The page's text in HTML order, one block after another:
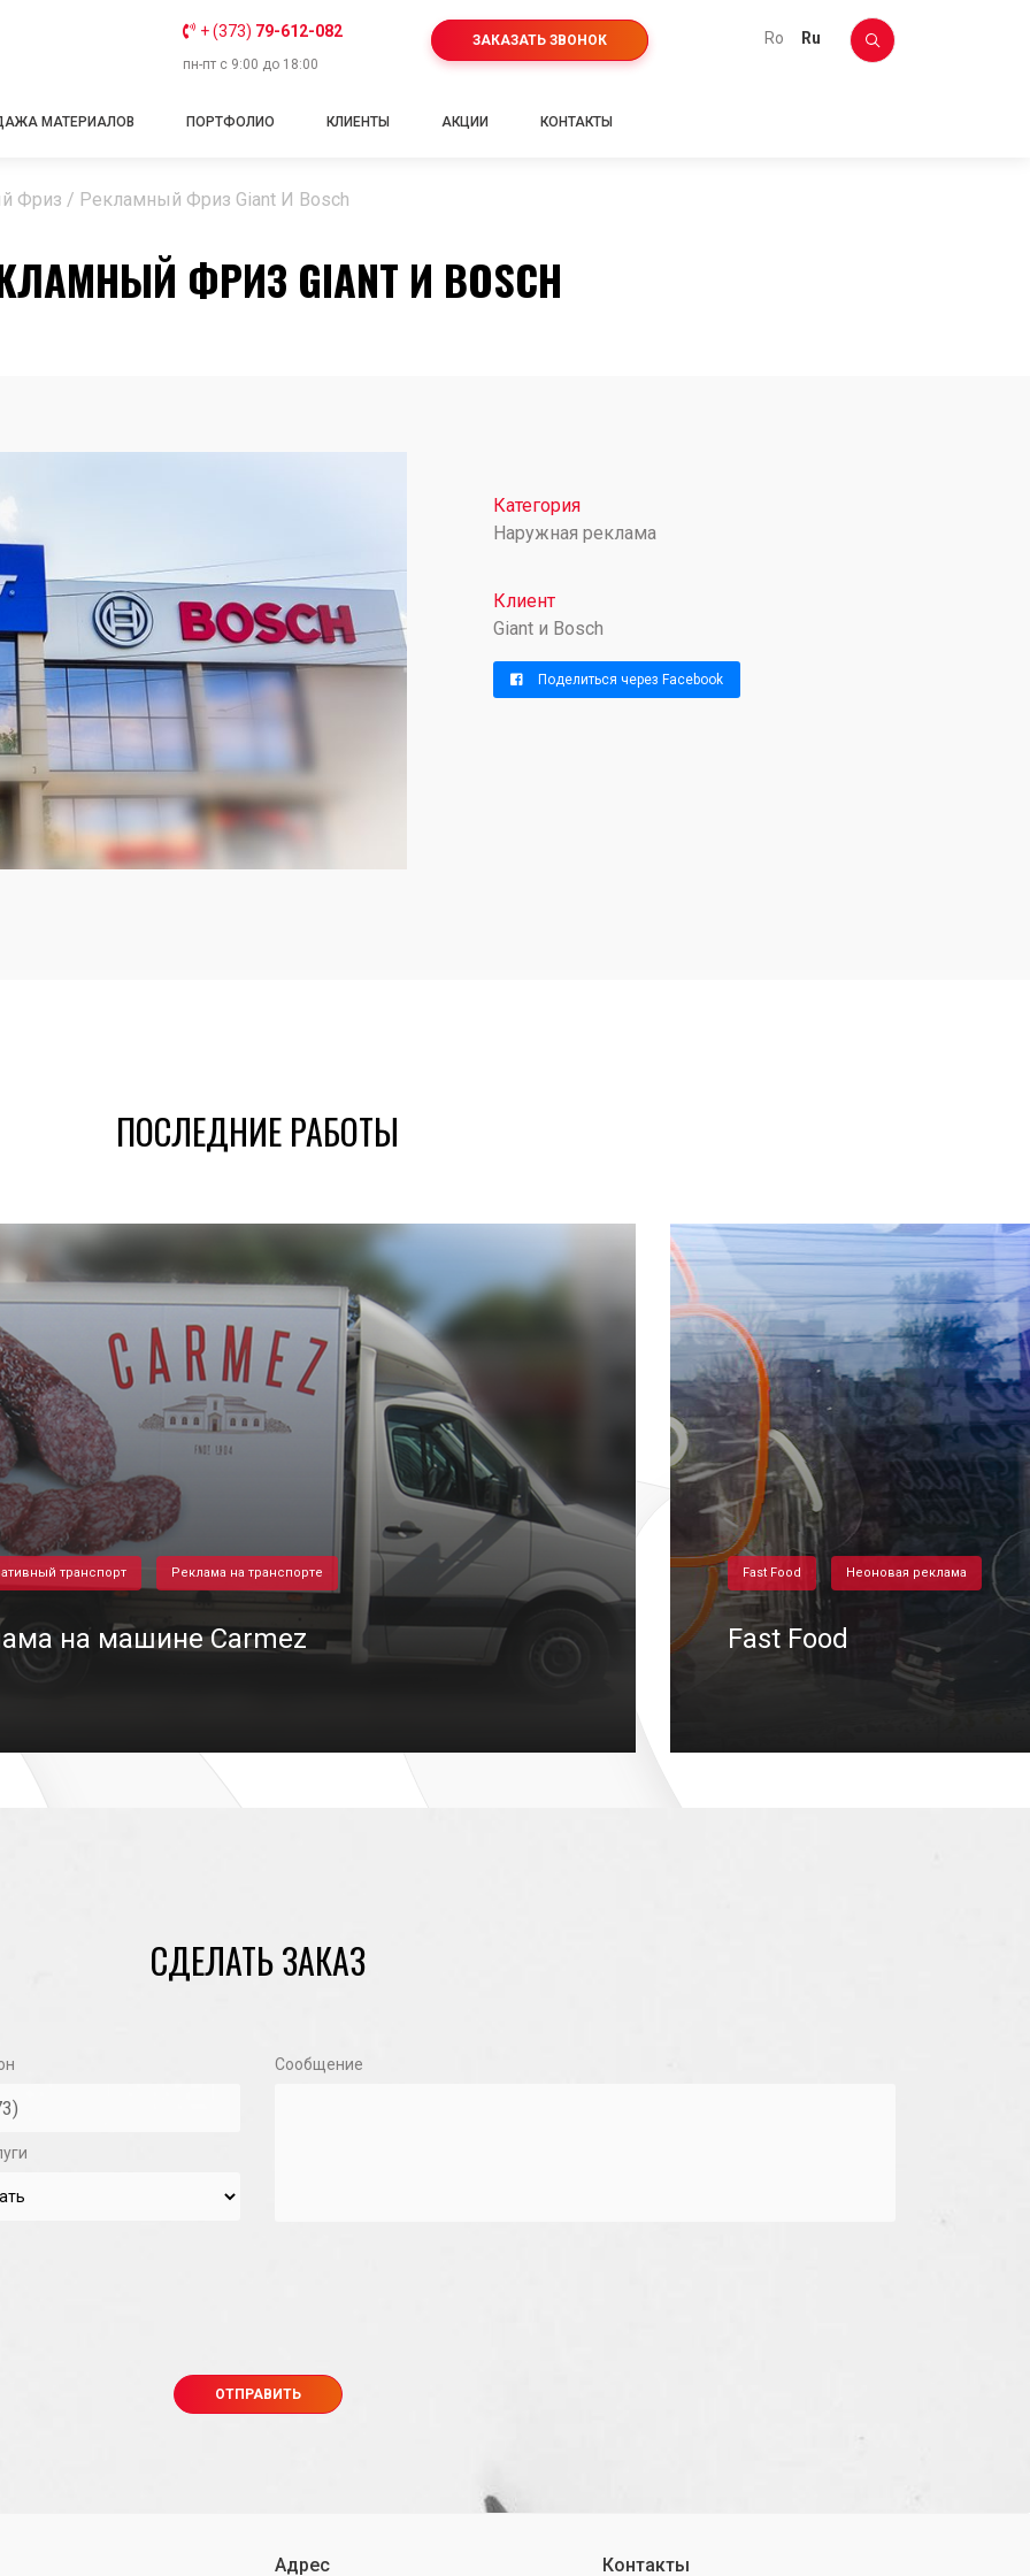
+ (373) 79-612-082
пн-пт с 9:00 до 18:00
ЗАКАЗАТЬ ЗВОНОК ro ru
МАТЕРИАЛОВ ПОРТФОЛИО КЛИЕНТЫ АКЦИИ КОНТАКТЫ
Фриз / Рекламный Фриз Giant И Bosch
ФРИЗ GIANT И BOSCH
Категория
Наружная реклама
Клиент
Giant и Bosch
Поделиться через Facebook
ПОСЛЕДНИЕ РАБОТЫ
транспорт Реклама на транспорте
на машине Carmez
Fast Food Неоновая реклама
Fast Food
СДЕЛАТЬ ЗАКАЗ
Сообщение
Адрес Контакты